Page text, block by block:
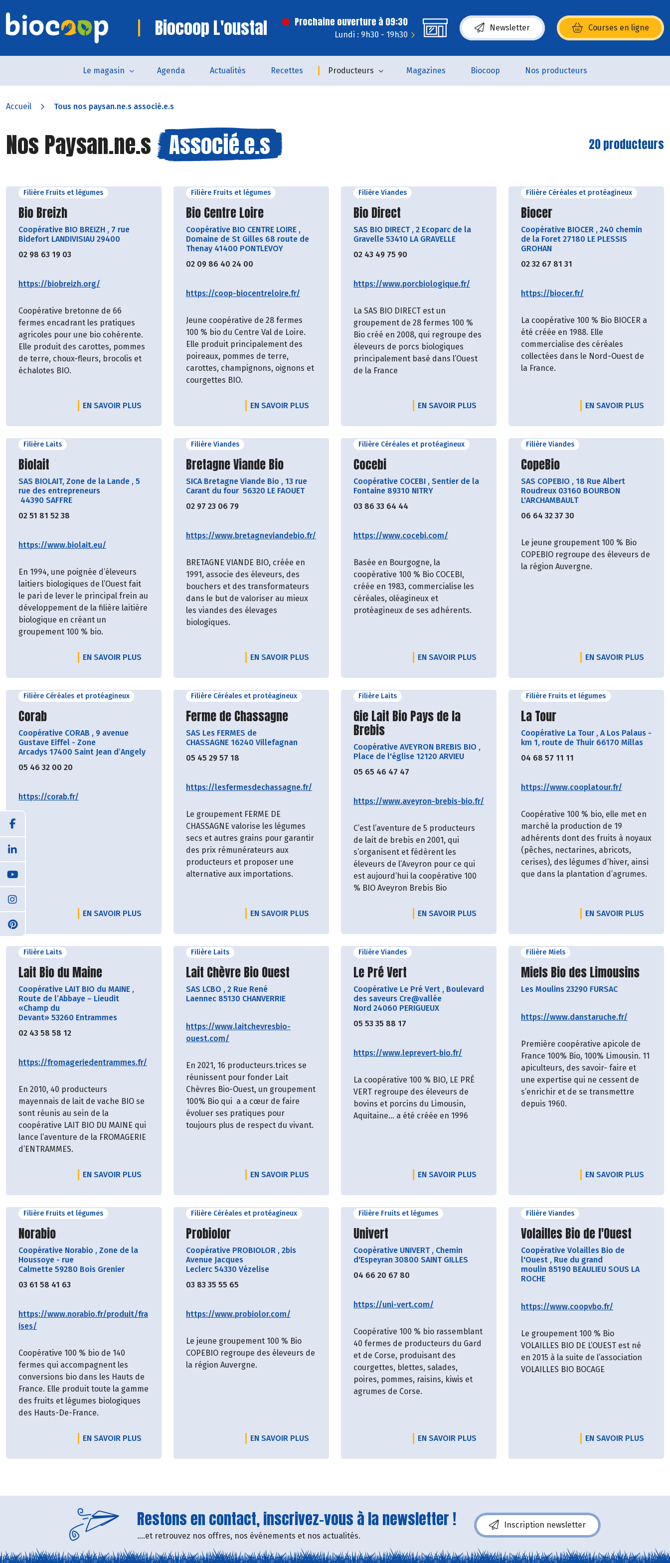
Biocoop L'oustal Prochaine ouverture à 09:30
Lundi : 9h30 - 19h30
Newsletter Courses en ligne
(s’ouvre dans une nouvelle fenêtre)
Le magasin Agenda Actualités Recettes Producteurs Magazines Biocoop Nos producteurs
Accueil Tous nos paysan.ne.s associé.e.s
Nos Paysan.ne.s Associé.e.s 20 producteurs
Filière Fruits et légumes
Découvrir le producteur
Bio Breizh
Coopérative BIO BREIZH , 7 rue
Bidefort LANDIVISIAU 29400
02 98 63 19 03
https://biobreizh.org/
Coopérative bretonne de 66
fermes encadrant les pratiques
agricoles pour une bio cohérente.
Elle produit des carottes, pommes
de terre, choux-fleurs, brocolis et
échalotes BIO.
EN SAVOIR PLUS
Filière Fruits et légumes
Découvrir le producteur
Bio Centre Loire
Coopérative BIO CENTRE LOIRE ,
Domaine de St Gilles 68 route de
Thenay 41400 PONTLEVOY
02 09 86 40 24 00
https://coop-biocentreloire.fr/
Jeune coopérative de 28 fermes
100 % bio du Centre Val de Loire.
Elle produit principalement des
poireaux, pommes de terre,
carottes, champignons, oignons et
courgettes BIO.
EN SAVOIR PLUS
Filière Viandes
Découvrir le producteur
Bio Direct
SAS BIO DIRECT , 2 Ecoparc de la
Gravelle 53410 LA GRAVELLE
02 43 49 75 90
https://www.porcbiologique.fr/
La SAS BIO DIRECT est un
groupement de 28 fermes 100 %
Bio créé en 2008, qui regroupe des
éleveurs de porcs biologiques
principalement basé dans l’Ouest
de la France
EN SAVOIR PLUS
Filière Céréales et protéagineux
Découvrir le producteur
Biocer
Coopérative BIOCER , 240 chemin
de la Foret 27180 LE PLESSIS
GROHAN
02 32 67 81 31
https://biocer.fr/
La coopérative 100 % Bio BIOCER a
été créée en 1988. Elle
commercialise des céréales
collectées dans le Nord-Ouest de
la France.
EN SAVOIR PLUS
Filière Laits
Découvrir le producteur
Biolait
SAS BIOLAIT, Zone de la Lande , 5
rue des entrepreneurs
44390 SAFFRE
02 51 81 52 38
https://www.biolait.eu/
En 1994, une poignée d’éleveurs
laitiers biologiques de l’Ouest fait
le pari de lever le principal frein au
développement de la filière laitière
biologique en créant un
groupement 100 % bio.
EN SAVOIR PLUS
Filière Viandes
Découvrir le producteur
Bretagne Viande Bio
SICA Bretagne Viande Bio , 13 rue
Carant du four 56320 LE FAOUET
02 97 23 06 79
https://www.bretagneviandebio.fr/
BRETAGNE VIANDE BIO, créée en
1991, associe des éleveurs, des
bouchers et des transformateurs
dans le but de valoriser au mieux
les viandes des élevages
biologiques.
EN SAVOIR PLUS
Filière Céréales et protéagineux
Découvrir le producteur
Cocebi
Coopérative COCEBI , Sentier de la
Fontaine 89310 NITRY
03 86 33 64 44
https://www.cocebi.com/
Basée en Bourgogne, la
coopérative 100 % Bio COCEBI,
créée en 1983, commercialise les
céréales, oléagineux et
protéagineux de ses adhérents.
EN SAVOIR PLUS
Filière Viandes
Découvrir le producteur
CopeBio
SAS COPEBIO , 18 Rue Albert
Roudreux 03160 BOURBON
L'ARCHAMBAULT
06 64 32 37 30
Le jeune groupement 100 % Bio
COPEBIO regroupe des éleveurs de
la région Auvergne.
EN SAVOIR PLUS
Filière Céréales et protéagineux
Découvrir le producteur
Corab
Coopérative CORAB , 9 avenue
Gustave Eiffel - Zone
Arcadys 17400 Saint Jean d’Angely
05 46 32 00 20
https://corab.fr/
EN SAVOIR PLUS
Filière Céréales et protéagineux
Découvrir le producteur
Ferme de Chassagne
SAS Les FERMES de
CHASSAGNE 16240 Villefagnan
05 45 29 57 18
https://lesfermesdechassagne.fr/
Le groupement FERME DE
CHASSAGNE valorise les légumes
secs et autres grains pour garantir
des prix rémunérateurs aux
producteurs et proposer une
alternative aux importations.
EN SAVOIR PLUS
Filière Laits
Découvrir le producteur
Gie Lait Bio Pays de la
Brebis
Coopérative AVEYRON BREBIS BIO ,
Place de l'église 12120 ARVIEU
05 65 46 47 47
https://www.aveyron-brebis-bio.fr/
C’est l’aventure de 5 producteurs
de lait de brebis en 2001, qui
s’organisent et fédèrent les
éleveurs de l’Aveyron pour ce qui
est aujourd’hui la coopérative 100
% BIO Aveyron Brebis Bio
EN SAVOIR PLUS
Filière Fruits et légumes
Découvrir le producteur
La Tour
Coopérative La Tour , A Los Palaus -
km 1, route de Thuir 66170 Millas
04 68 57 11 11
https://www.cooplatour.fr/
Coopérative 100 % bio, elle met en
marché la production de 19
adhérents dont des fruits à noyaux
(pêches, nectarines, abricots,
cerises), des légumes d’hiver, ainsi
que dans la plantation d’agrumes.
EN SAVOIR PLUS
Filière Laits
Découvrir le producteur
Lait Bio du Maine
Coopérative LAIT BIO du MAINE ,
Route de l’Abbaye – Lieudit
«Champ du
Devant» 53260 Entrammes
02 43 58 58 12
https://fromageriedentrammes.fr/
En 2010, 40 producteurs
mayennais de lait de vache BIO se
sont réunis au sein de la
coopérative LAIT BIO DU MAINE qui
lance l’aventure de la FROMAGERIE
d’ENTRAMMES.
EN SAVOIR PLUS
Filière Laits
Découvrir le producteur
Lait Chèvre Bio Ouest
SAS LCBO , 2 Rue René
Laennec 85130 CHANVERRIE
https://www.laitchevresbio-
ouest.com/
En 2021, 16 producteurs.trices se
réunissent pour fonder Lait
Chèvres Bio-Ouest, un groupement
100% Bio qui a a cœur de faire
évoluer ses pratiques pour
toujours plus de respect du vivant.
EN SAVOIR PLUS
Filière Viandes
Découvrir le producteur
Le Pré Vert
Coopérative Le Pré Vert , Boulevard
des saveurs Cre@vallée
Nord 24060 PERIGUEUX
05 53 35 88 17
https://www.leprevert-bio.fr/
La coopérative 100 % BIO, LE PRÉ
VERT regroupe des éleveurs de
bovins et porcins du Limousin,
Aquitaine… a été créée en 1996
EN SAVOIR PLUS
Filière Miels
Découvrir le producteur
Miels Bio des Limousins
Les Moulins 23290 FURSAC
https://www.danstaruche.fr/
Première coopérative apicole de
France 100% Bio, 100% Limousin. 11
apiculteurs, des savoir- faire et
une expertise qui ne cessent de
s’enrichir et de se transmettre
depuis 1960.
EN SAVOIR PLUS
Filière Fruits et légumes
Découvrir le producteur
Norabio
Coopérative Norabio , Zone de la
Houssoye - rue
Calmette 59280 Bois Grenier
03 61 58 41 63
https://www.norabio.fr/produit/fra
ises/
Coopérative 100 % bio de 140
fermes qui accompagnent les
conversions bio dans les Hauts de
France. Elle produit toute la gamme
des fruits et légumes biologiques
des Hauts-De-France.
EN SAVOIR PLUS
Filière Céréales et protéagineux
Découvrir le producteur
Probiolor
Coopérative PROBIOLOR , 2bis
Avenue Jacques
Leclerc 54330 Vézelise
03 83 35 55 65
https://www.probiolor.com/
Le jeune groupement 100 % Bio
COPEBIO regroupe des éleveurs de
la région Auvergne.
EN SAVOIR PLUS
Filière Fruits et légumes
Découvrir le producteur
Univert
Coopérative UNIVERT , Chemin
d'Espeyran 30800 SAINT GILLES
04 66 20 67 80
https://uni-vert.com/
Coopérative 100 % bio rassemblant
40 fermes de producteurs du Gard
et de Corse, produisant des
courgettes, blettes, salades,
poires, pommes, raisins, kiwis et
agrumes de Corse.
EN SAVOIR PLUS
Filière Viandes
Découvrir le producteur
Volailles Bio de l'Ouest
Coopérative Volailles Bio de
l'Ouest , Rue du grand
moulin 85190 BEAULIEU SOUS LA
ROCHE
https://www.coopvbo.fr/
Le groupement 100 % Bio
VOLAILLES BIO DE L’OUEST est né
en 2015 à la suite de l’association
VOLAILLES BIO BOCAGE
EN SAVOIR PLUS
Restons en contact, inscrivez-vous à la newsletter !
....et retrouvez nos offres, nos événements et nos actualités.
Inscription newsletter